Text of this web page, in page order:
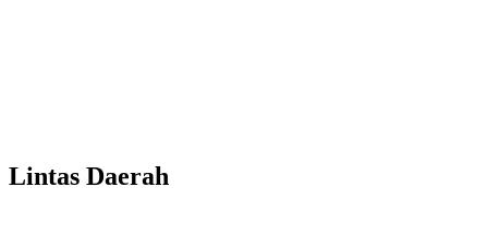
Lintas Daerah